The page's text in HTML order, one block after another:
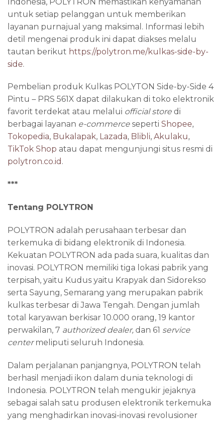
untuk setiap pelanggan untuk memberikan
layanan purnajual yang maksimal. Informasi lebih
detil mengenai produk ini dapat diakses melalu
tautan berikut https://polytron.me/kulkas-side-by-
side.
Pembelian produk Kulkas POLYTON Side-by-Side 4
Pintu – PRS 561X dapat dilakukan di toko elektronik
favorit terdekat atau melalui official store di
berbagai layanan e-commerce seperti Shopee,
Tokopedia, Bukalapak, Lazada, Blibli, Akulaku,
TikTok Shop atau dapat mengunjungi situs resmi di
polytron.co.id .
***
Tentang POLYTRON
POLYTRON adalah perusahaan terbesar dan
terkemuka di bidang elektronik di Indonesia.
Kekuatan POLYTRON ada pada suara, kualitas dan
inovasi. POLYTRON memiliki tiga lokasi pabrik yang
terpisah, yaitu Kudus yaitu Krapyak dan Sidorekso
serta Sayung, Semarang yang merupakan pabrik
kulkas terbesar di Jawa Tengah. Dengan jumlah
total karyawan berkisar 10.000 orang, 19 kantor
perwakilan, 7 authorized dealer, dan 61 service
centermeliputi seluruh Indonesia.
Dalam perjalanan panjangnya, POLYTRON telah
berhasil menjadi ikon dalam dunia teknologi di
Indonesia. POLYTRON telah mengukir jejaknya
sebagai salah satu produsen elektronik terkemuka
yang menghadirkan inovasi-inovasi revolusioner